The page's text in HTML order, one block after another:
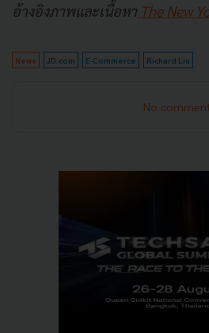
อ้างอิงภาพและเนื้อหา The New
News JD.com E-Commerce Richard Liu
No